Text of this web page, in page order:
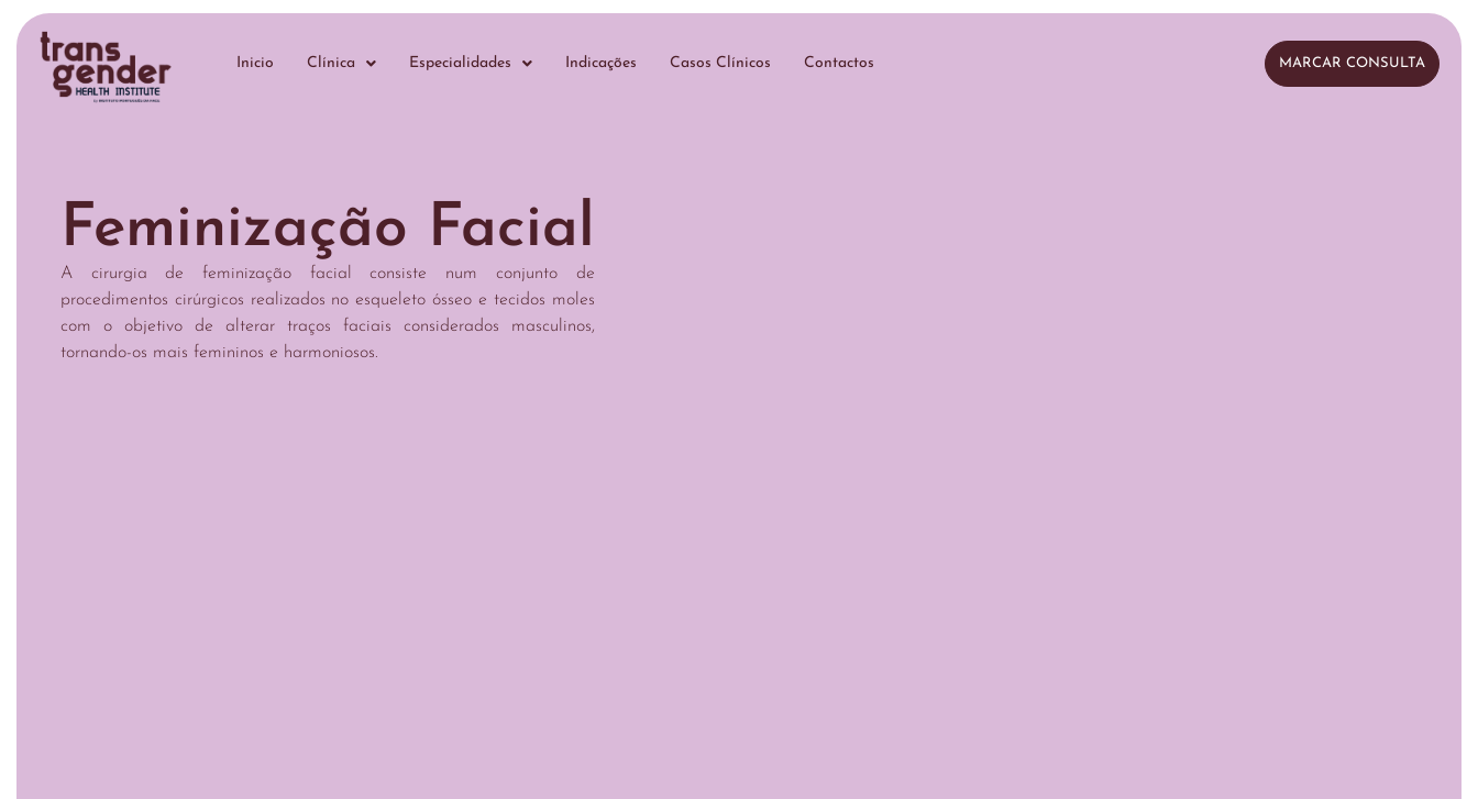
Inicio Clínica Especialidades Indicações Casos Clínicos Contactos MARCAR CONSULTA
Feminização Facial
A cirurgia de feminização facial consiste num conjunto de
procedimentos cirúrgicos realizados no esqueleto ósseo e tecidos moles
com o objetivo de alterar traços faciais considerados masculinos,
tornando-os mais femininos e harmoniosos.